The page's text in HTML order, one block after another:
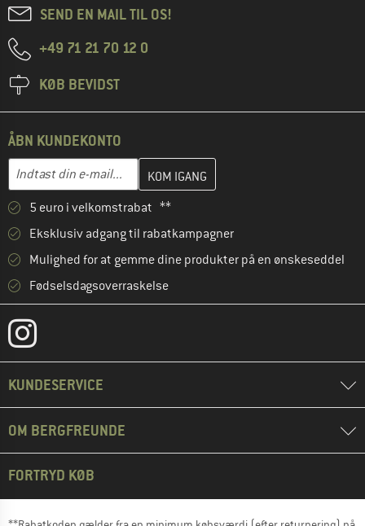
SEND EN MAIL TIL OS!
+49 71 21 70 12 0
KØB BEVIDST
ÅBN KUNDEKONTO
Indtast din e-mail...
Indtast din e-mailadresse her, og opret i næste trin din
5 euro i velkomstrabat **
Eksklusiv adgang til rabatkampagner
Mulighed for at gemme dine produkter på en ønskeseddel
Fødselsdagsoverraskelse
KUNDESERVICE
OM BERGFREUNDE
FORTRYD KØB